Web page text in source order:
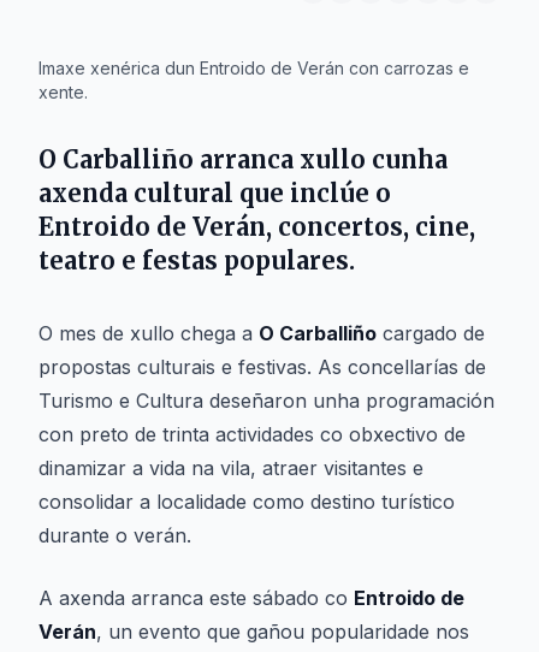
Imaxe xenérica dun Entroido de Verán con carrozas e
xente.
O Carballiño arranca xullo cunha
axenda cultural que inclúe o
Entroido de Verán, concertos, cine,
teatro e festas populares.
O mes de xullo chega a O Carballiño cargado de
propostas culturais e festivas. As concellarías de
Turismo e Cultura deseñaron unha programación
con preto de trinta actividades co obxectivo de
dinamizar a vida na vila, atraer visitantes e
consolidar a localidade como destino turístico
durante o verán.
A axenda arranca este sábado co Entroido de
Verán, un evento que gañou popularidade nos